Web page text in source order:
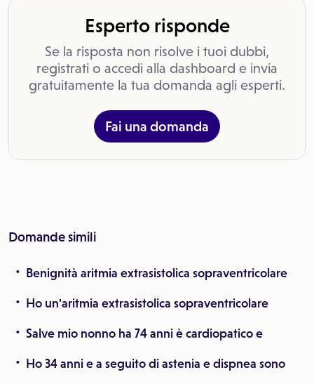
Esperto risponde
Se la risposta non risolve i tuoi dubbi,
registrati o accedi alla dashboard e invia
gratuitamente la tua domanda agli esperti.
Fai una domanda
Domande simili
Benignità aritmia extrasistolica sopraventricolare
Ho un'aritmia extrasistolica sopraventricolare
Salve mio nonno ha 74 anni è cardiopatico e
Ho 34 anni e a seguito di astenia e dispnea sono